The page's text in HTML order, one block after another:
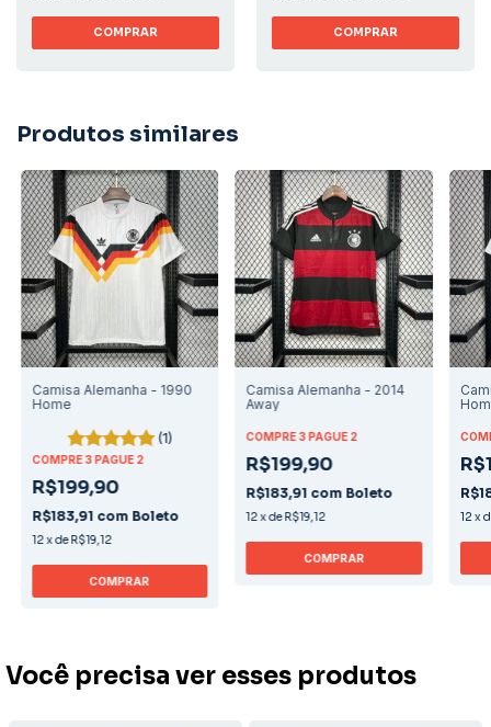
COMPRAR COMPRAR
Produtos similares
Camisa Alemanha - 1990
Home
(1)
COMPRE 3 PAGUE 2
R$199,90
R$183,91 com Boleto
12xde R$19,12
COMPRAR
Camisa Alemanha - 2014
Away
COMPRE 3 PAGUE 2
R$199,90
R$183,91 com Boleto
12xde R$19,12
COMPRAR
12 x
Você precisa ver esses produtos